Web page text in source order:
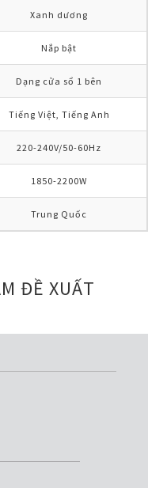
Xanh dương
Nắp bật
Dạng cửa sổ 1 bên
Tiếng Việt, Tiếng Anh
220-240V/50-60Hz
1850-2200W
Trung Quốc
ĐỀ XUẤT